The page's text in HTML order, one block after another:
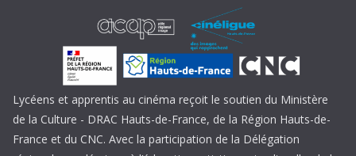
Lycéens et apprentis au cinéma reçoit le soutien du Ministère
de la Culture - DRAC Hauts-de-France, de la Région Hauts-de-
France et du CNC. Avec la participation de la Délégation